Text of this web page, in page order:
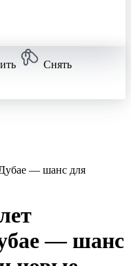
Снять
Дубае — шанс для
— шанс